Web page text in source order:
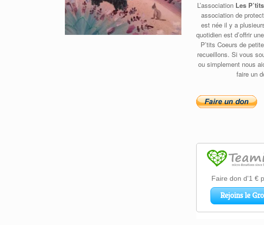
L’association Les
association de
est née il y a
quotidien est d’offrir
P’tits Coeurs de
recueillons. Si vous
ou simplement nous
faire un